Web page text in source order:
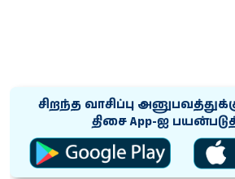
சிறந்த வாசிப்பு
திசை App-ஐ